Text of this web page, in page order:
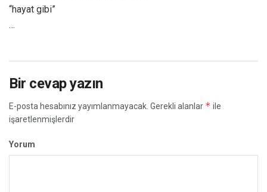
“hayat gibi”
…
Bir cevap yazın
E-posta hesabınız yayımlanmayacak. Gerekli alanlar * ile
işaretlenmişlerdir
Yorum